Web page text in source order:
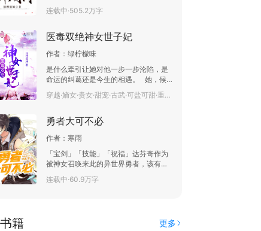
色，简直一无是处。但他却给了叶洛一
本神奇的功法九转霸体诀。九转霸体，
细微，万物可查。九转金骨，无坚不
至高血脉。九转丹海，灵气海洋，蕴含
万千。九转神魂，灵魂强韧，无视幻
术。而且，叶洛还有六个绝代天骄的姐
主。二姐浪迹天涯，修为卓绝，一代神
主。四姐医界巅峰，起死回生，妙手仁
心。五姐阵法帝尊，阵...
连载中·505.2万字
医毒双绝神女世子妃
作者： 绿柠檬味
是什么牵引让她对他一步一步沦陷，是
命运的纠葛还是今生的相遇。 她，候
府嫡女，本该一生尊荣，却背负着命运
的使命。 他，看似公主之子，却一生
他，不是这辈子的相遇，而是命运的牵
真缺个世子妃，婉婉你可愿意？ 原来两
世他们之间都是彼此的朱砂痣，原来始
终的一人就是他（她） 本文双洁！男女
以跳坑！ （作者是个极其不要脸的，不
穿越·嫡女·贵女·甜宠·古武·可盐可甜·重生·爽文·已完结·108.6万字
勇者大可不必
作者： 寒雨
「宝剑」「技能」「祝福」达芬奇作为
被神女召唤来此的异世界勇者，该有的
BUG，都已经到手了。他来这里的任务
只有一个，响应国家，咳咳……响应神
连载中·60.9万字
籍 更多